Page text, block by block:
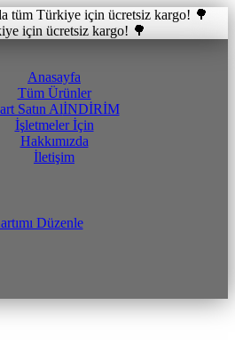
tüm Türkiye için ücretsiz kargo! 🌳
için ücretsiz kargo! 🌳
Anasayfa
Tüm Ürünler
Satın AlİNDİRİM
İşletmeler İçin
Hakkımızda
İletişim
Düzenle